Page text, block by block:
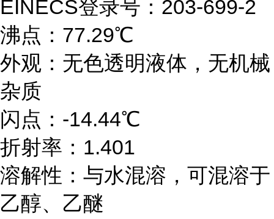
EINECS登录号：203-699-2
沸点：77.29℃
外观：无色透明液体，无机械
杂质
闪点：-14.44℃
折射率：1.401
溶解性：与水混溶，可混溶于
乙醇、乙醚